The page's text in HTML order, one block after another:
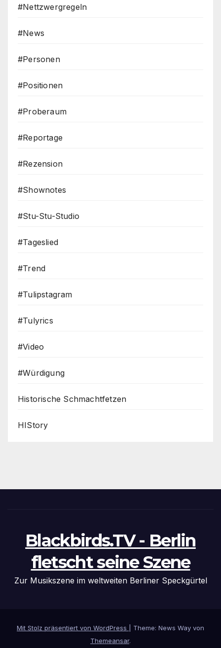
#Nettzwergregeln
#News
#Personen
#Positionen
#Proberaum
#Reportage
#Rezension
#Shownotes
#Stu-Stu-Studio
#Tageslied
#Trend
#Tulipstagram
#Tulyrics
#Video
#Würdigung
Historische Schmachtfetzen
HIStory
Blackbirds.TV - Berlin
fletscht seine Szene
Zur Musikszene im weltweiten Berliner Speckgürtel
Mit Stolz präsentiert von WordPress
Theme: News Way von
Themeansar.